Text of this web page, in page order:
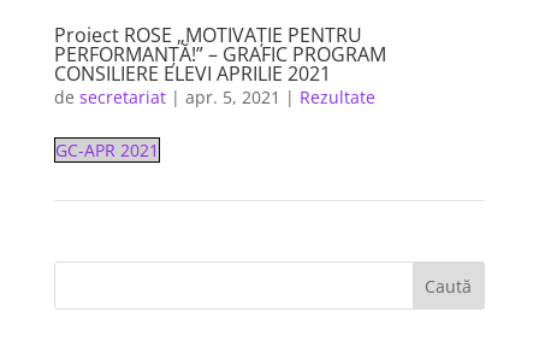
Proiect ROSE „MOTIVAȚIE PENTRU
PERFORMANȚĂ!” – GRAFIC PROGRAM
CONSILIERE ELEVI APRILIE 2021
de secretariat| apr. 5, 2021 | Rezultate
GC-APR 2021